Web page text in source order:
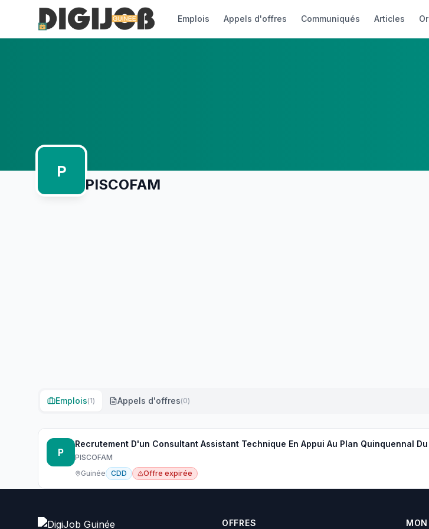
Emplois Appels d'offres Communiqués Articles
P
PISCOFAM
Emplois(1) Appels d'offres(0)
P PISCOFAM
Guinée CDD Offre expirée
OFFRES